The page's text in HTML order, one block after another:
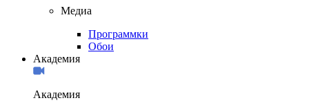
Медиа
Программки
Обои
Академия
Академия